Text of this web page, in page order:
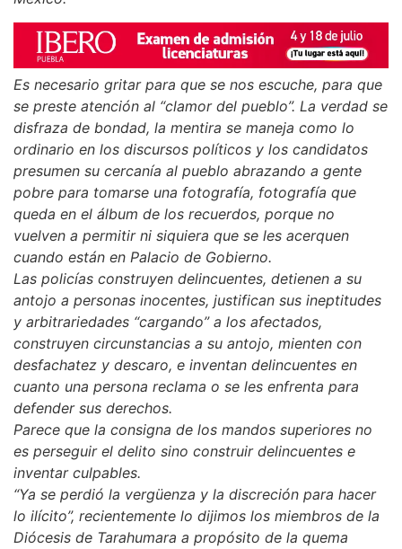
Es necesario gritar para que se nos escuche, para que
se preste atención al “clamor del pueblo”. La verdad se
disfraza de bondad, la mentira se maneja como lo
ordinario en los discursos políticos y los candidatos
presumen su cercanía al pueblo abrazando a gente
pobre para tomarse una fotografía, fotografía que
queda en el álbum de los recuerdos, porque no
vuelven a permitir ni siquiera que se les acerquen
cuando están en Palacio de Gobierno.
Las policías construyen delincuentes, detienen a su
antojo a personas inocentes, justifican sus ineptitudes
y arbitrariedades “cargando” a los afectados,
construyen circunstancias a su antojo, mienten con
desfachatez y descaro, e inventan delincuentes en
cuanto una persona reclama o se les enfrenta para
defender sus derechos.
Parece que la consigna de los mandos superiores no
es perseguir el delito sino construir delincuentes e
inventar culpables.
“Ya se perdió la vergüenza y la discreción para hacer
lo ilícito”, recientemente lo dijimos los miembros de la
Diócesis de Tarahumara a propósito de la quema